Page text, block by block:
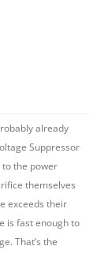
already
Suppressor
to the power
themselves
exceeds their
is fast enough to
That’s the